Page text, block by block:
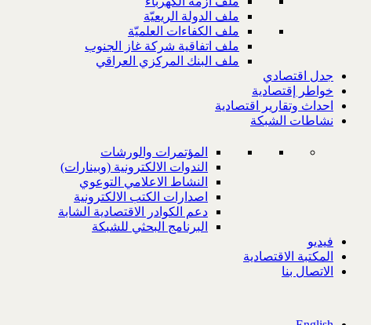
ملف الدولة الريعيّة
ملف الكفاءات العلميّة
ملف اتفاقية شركة غاز الجنوب
ملف البنك المركزي العراقي
جدل اقتصادي
خواطر إقتصادية
احداث وتقارير اقتصادية
نشاطات الشبكة
المؤتمرات والورشات
الندوات الالكترونية (وبينارات)
النشاط الاعلامي التوعوي
اصدارات الكتب الالكترونية
دعم الكوادر الاقتصادية الشابة
البرنامج البحثي للشبكة
فيديو
المكتبة الاقتصادية
الاتصال بنا